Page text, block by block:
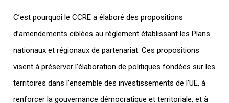
C’est pourquoi le CCRE a élaboré des propositions
d’amendements ciblées au règlement établissant les Plans
nationaux et régionaux de partenariat. Ces propositions
visent à préserver l’élaboration de politiques fondées sur les
territoires dans l’ensemble des investissements de l’UE, à
renforcer la gouvernance démocratique et territoriale, et à